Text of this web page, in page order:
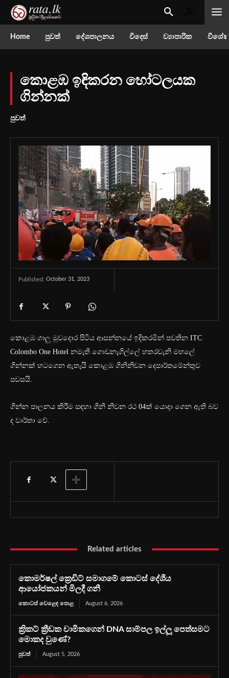
Home පුවත් දේශපාලනය විදෙස් ව්‍යාපාරික
කොළඹ ඉඳිකරන හෝටලයක
ගින්නක්
පුවත්
Published: October 31, 2023
කොළඹ ගාලු මුවදොර පිටිය ආසන්නයේ ඉදිකරමින් පවතින ITC
Colombo One Hotel නමැති ගොඩනැගිල්ලේ හතරවැනි මහලේ
ගින්නක් හටගෙන ඇතැයි කොළඹ ගිනිනිවන දෙපාර්තමේන්තුව
පවසයි.
ගින්න පාලනය කිරීම සඳහා ගිනි නිවන රථ 04ක් යොදා ගෙන ඇති බව
ද වාර්තා වේ.
Related articles
කොමර්ෂල් ක්‍රෙඩිට් සමාගමේ කොටස් දේශීය
ආයෝජකයන් මිලදී ගනී
කොටස් වෙළෙඳ පොළ August 6, 2026
ක්‍රිකට් ක්‍රීඩක චාමිකගෙන් DNA සාම්පල ඉල්ලූ පෙත්සමට
මොකද වුණේ?
පුවත් August 5, 2026